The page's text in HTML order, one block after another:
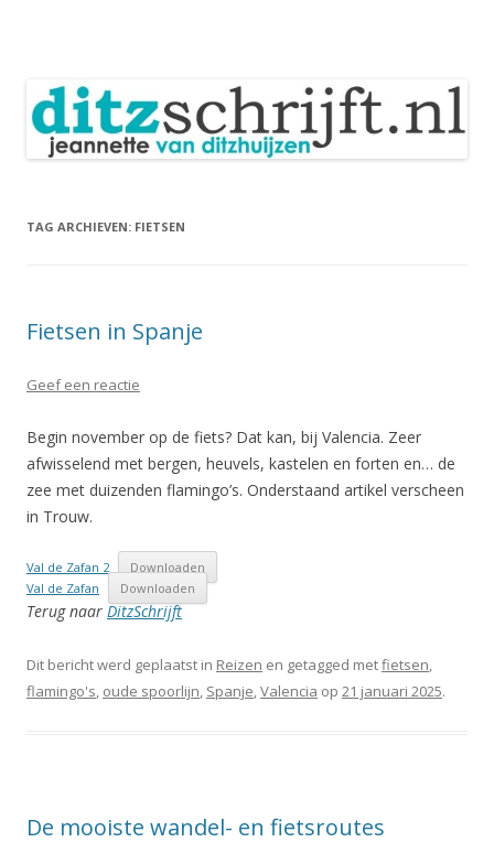
TAG ARCHIEVEN: FIETSEN
Fietsen in Spanje
Geef een reactie
Begin november op de fiets? Dat kan, bij Valencia. Zeer
afwisselend met bergen, heuvels, kastelen en forten en… de
zee met duizenden flamingo’s. Onderstaand artikel verscheen
in Trouw.
Val de Zafan 2
Downloaden
Val de Zafan
Downloaden
Terug naar DitzSchrijft
Dit bericht werd geplaatst in Reizen en getagged metfietsen,
flamingo's, oude spoorlijn, Spanje,Valencia op 21 januari 2025.
De mooiste wandel- en fietsroutes